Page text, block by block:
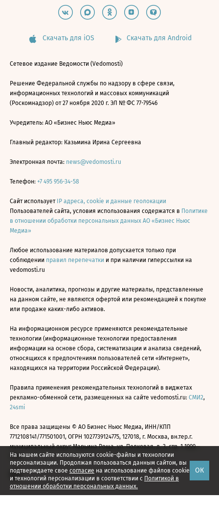
На нашем сайте используются cookie-файлы и технологии
персонализации. Продолжая пользоваться данным сайтом, вы
подтверждаете свое согласие на использование файлов cookie
и технологий персонализации в соответствии с Политикой в
отношении обработки персональных данных.
ОК
Скачать для iOS Скачать для Android
Сетевое издание Ведомости (Vedomosti)
Решение Федеральной службы по надзору в сфере связи,
информационных технологий и массовых коммуникаций
(Роскомнадзор) от 27 ноября 2020 г. ЭЛ № ФС 77-79546
Учредитель: АО «Бизнес Ньюс Медиа»
Главный редактор: Казьмина Ирина Сергеевна
Электронная почта: news@vedomosti.ru
Телефон: +7 495 956-34-58
Сайт использует IP адреса, cookie и данные геолокации
Пользователей сайта, условия использования содержатся в Политике
в отношении обработки персональных данных АО «Бизнес Ньюс
Медиа»
Любое использование материалов допускается только при
соблюдении правил перепечатки и при наличии гиперссылки на
vedomosti.ru
Новости, аналитика, прогнозы и другие материалы, представленные
на данном сайте, не являются офертой или рекомендацией к покупке
или продаже каких-либо активов.
На информационном ресурсе применяются рекомендательные
технологии (информационные технологии предоставления
информации на основе сбора, систематизации и анализа сведений,
относящихся к предпочтениям пользователей сети «Интернет»,
находящихся на территории Российской Федерации).
Правила применения рекомендательных технологий в виджетах
рекламно-обменной сети, размещенных на сайте vedomosti.ru: СМИ2,
24smi
Все права защищены © АО Бизнес Ньюс Медиа, ИНН/КПП
7712108141/771501001, ОГРН 1027739124775, 127018, г. Москва, вн.тер.г.
муниципальный округ Марьина Роща, ул. Полковая, д. 3, стр. 1 1999—
2026